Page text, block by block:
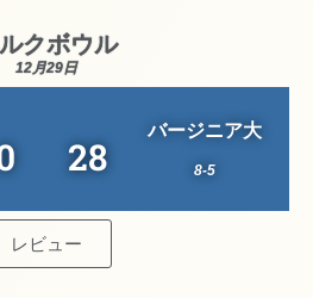
クボウル
12月29日
28
バージニア大
8-5
レビュー